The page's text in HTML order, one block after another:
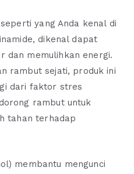
yang Anda kenal di
dikenal dapat
dan memulihkan energi.
rambut sejati, produk ini
dari faktor stres
rambut untuk
tahan terhadap
membantu mengunci